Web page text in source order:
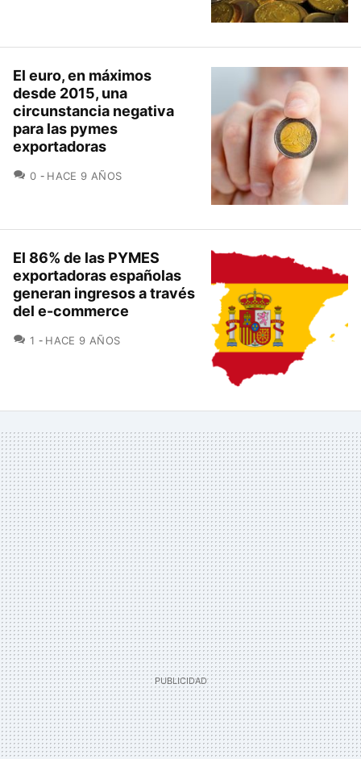
El euro, en máximos
desde 2015, una
circunstancia negativa
para las pymes
exportadoras
0 COMENTARIOS
HACE 9 AÑOS
El 86% de las PYMES
exportadoras españolas
generan ingresos a través
del e-commerce
1 COMENTARIOS
HACE 9 AÑOS